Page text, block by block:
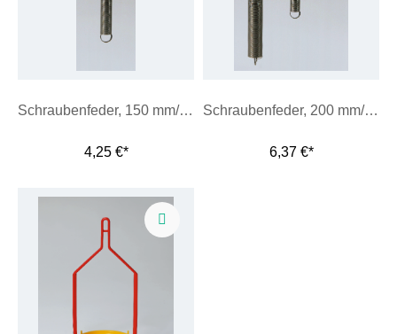
Schraubenfeder, 150 mm/max. 10 N
4,25 €*
Schraubenfeder, 200 mm/max. 2,5 N
6,37 €*